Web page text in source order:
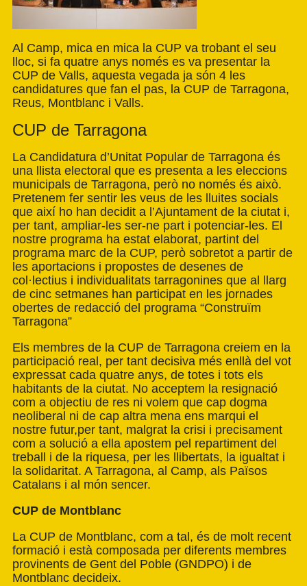
Al Camp, mica en mica la CUP va trobant el seu
lloc, si fa quatre anys només es va presentar la
CUP de Valls, aquesta vegada ja són 4 les
candidatures que fan el pas, la CUP de Tarragona,
Reus, Montblanc i Valls.
CUP de Tarragona
La Candidatura d’Unitat Popular de Tarragona és
una llista electoral que es presenta a les eleccions
municipals de Tarragona, però no només és això.
Pretenem fer sentir les veus de les lluites socials
que així ho han decidit a l’Ajuntament de la ciutat i,
per tant, ampliar-les ser-ne part i potenciar-les. El
nostre programa ha estat elaborat, partint del
programa marc de la CUP, però sobretot a partir de
les aportacions i propostes de desenes de
col·lectius i individualitats tarragonines que al llarg
de cinc setmanes han participat en les jornades
obertes de redacció del programa “Construïm
Tarragona”
Els membres de la CUP de Tarragona creiem en la
participació real, per tant decisiva més enllà del vot
expressat cada quatre anys, de totes i tots els
habitants de la ciutat. No acceptem la resignació
com a objectiu de res ni volem que cap dogma
neoliberal ni de cap altra mena ens marqui el
nostre futur,per tant, malgrat la crisi i precisament
com a solució a ella apostem pel repartiment del
treball i de la riquesa, per les llibertats, la igualtat i
la solidaritat. A Tarragona, al Camp, als Països
Catalans i al món sencer.
CUP de Montblanc
La CUP de Montblanc, com a tal, és de molt recent
formació i està composada per diferents membres
provinents de Gent del Poble (GNDPO) i de
Montblanc decideix.